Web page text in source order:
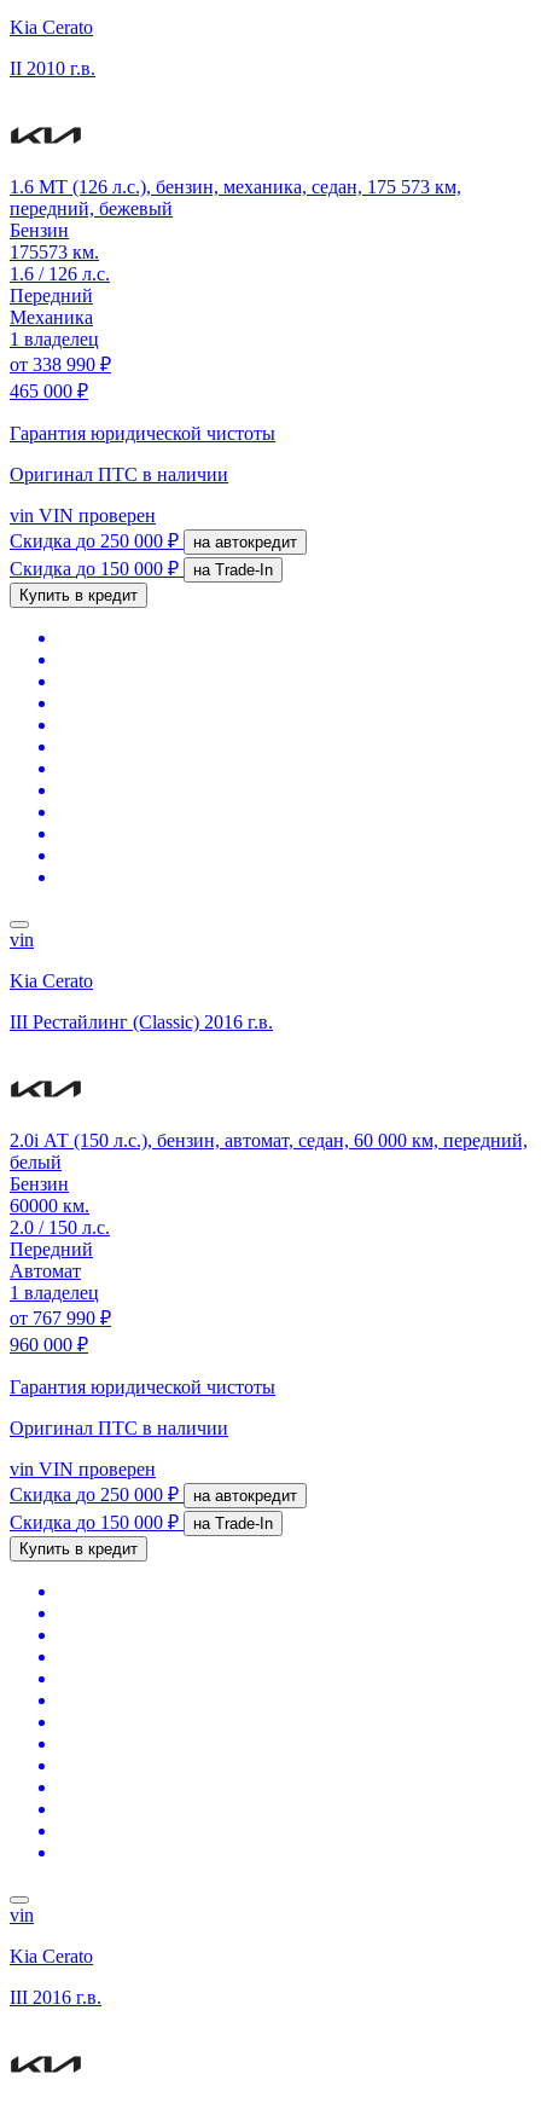
Kia Cerato
II 2010 г.в.
1.6 MT (126 л.с.), бензин, механика, седан, 175 573 км,
передний, бежевый
Бензин
175573 км.
1.6 / 126 л.с.
Передний
Механика
1 владелец
от 338 990 ₽
465 000 ₽
Гарантия юридической чистоты
Оригинал ПТС в наличии
vin VIN проверен
Скидка до 250 000 ₽ на автокредит
Скидка до 150 000 ₽
на Trade-In
Купить в кредит
vin
Kia Cerato
III Рестайлинг (Classic) 2016 г.в.
2.0i АТ (150 л.с.), бензин, автомат, седан, 60 000 км, передний,
белый
Бензин
60000 км.
2.0 / 150 л.с.
Передний
Автомат
1 владелец
от 767 990 ₽
960 000 ₽
Гарантия юридической чистоты
Оригинал ПТС в наличии
vin VIN проверен
Скидка до 250 000 ₽ на автокредит
Скидка до 150 000 ₽
на Trade-In
Купить в кредит
vin
Kia Cerato
III 2016 г.в.